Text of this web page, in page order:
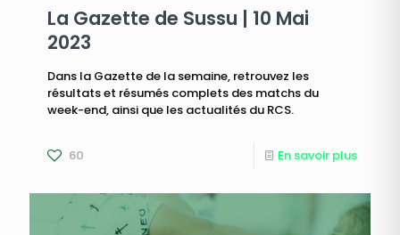
La Gazette de Sussu | 10 Mai
2023
Dans la Gazette de la semaine, retrouvez les
résultats et résumés complets des matchs du
week-end, ainsi que les actualités du RCS.
60 En savoir plus